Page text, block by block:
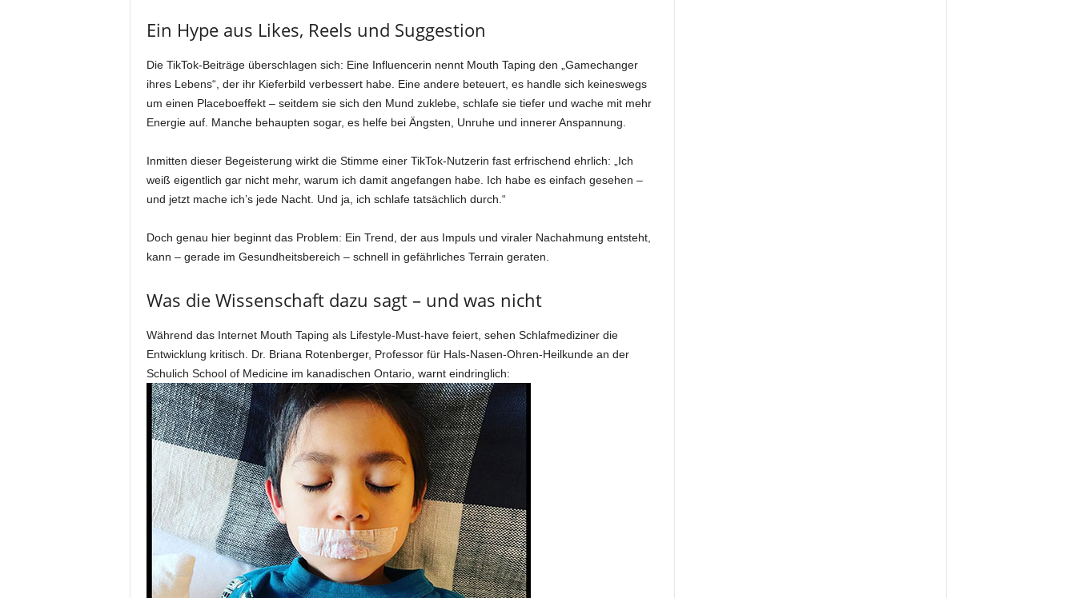
Ein Hype aus Likes, Reels und Suggestion
Die TikTok-Beiträge überschlagen sich: Eine Influencerin nennt Mouth Taping den „Gamechanger
ihres Lebens“, der ihr Kieferbild verbessert habe. Eine andere beteuert, es handle sich keineswegs
um einen Placeboeffekt – seitdem sie sich den Mund zuklebe, schlafe sie tiefer und wache mit mehr
Energie auf. Manche behaupten sogar, es helfe bei Ängsten, Unruhe und innerer Anspannung.
Inmitten dieser Begeisterung wirkt die Stimme einer TikTok-Nutzerin fast erfrischend ehrlich: „Ich
weiß eigentlich gar nicht mehr, warum ich damit angefangen habe. Ich habe es einfach gesehen –
und jetzt mache ich’s jede Nacht. Und ja, ich schlafe tatsächlich durch.“
Doch genau hier beginnt das Problem: Ein Trend, der aus Impuls und viraler Nachahmung entsteht,
kann – gerade im Gesundheitsbereich – schnell in gefährliches Terrain geraten.
Was die Wissenschaft dazu sagt – und was nicht
Während das Internet Mouth Taping als Lifestyle-Must-have feiert, sehen Schlafmediziner die
Entwicklung kritisch. Dr. Briana Rotenberger, Professor für Hals-Nasen-Ohren-Heilkunde an der
Schulich School of Medicine im kanadischen Ontario, warnt eindringlich: